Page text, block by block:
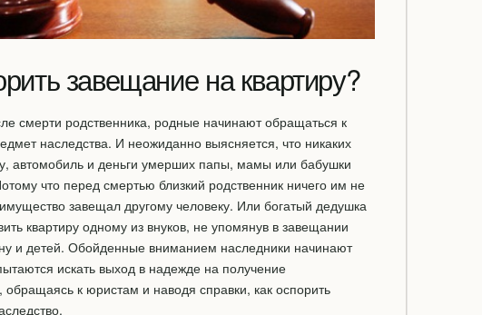
завещание на квартиру?
смерти родственника, родные начинают обращаться к
наследства. И неожиданно выясняется, что никаких
автомобиль и деньги умерших папы, мамы или бабушки
что перед смертью близкий родственник ничего им не
завещал другому человеку. Или богатый дедушка
квартиру одному из внуков, не упомянув в завещании
и детей. Обойденные вниманием наследники начинают
искать выход в надежде на получение
обращаясь к юристам и наводя справки, как оспорить